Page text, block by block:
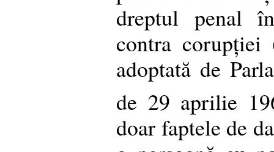
dreptul penal
contra corupției
adoptată de
de 29 aprilie
doar faptele de